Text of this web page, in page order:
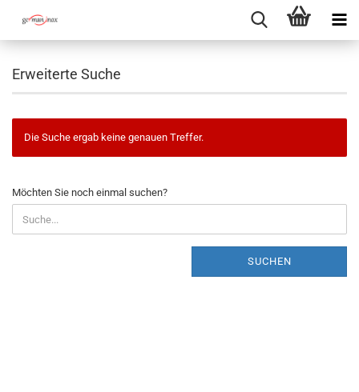
Erweiterte Suche
Die Suche ergab keine genauen Treffer.
MÖCHTEN
SIE
NOCH
EINMAL
Möchten Sie noch einmal suchen?
SUCHEN